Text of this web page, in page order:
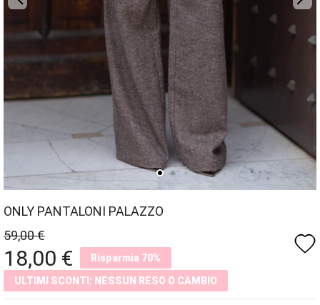
ONLY PANTALONI PALAZZO
favorite
59,00 €
18,00 €
Risparmia 70%
ULTIMI SCONTI: NESSUN RESO O CAMBIO